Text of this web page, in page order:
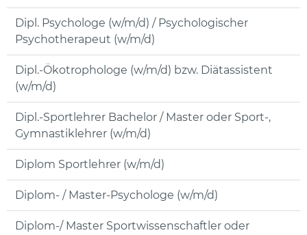
Dipl. Psychologe (w/m/d) / Psychologischer
Psychotherapeut (w/m/d)
Dipl.-Ökotrophologe (w/m/d) bzw. Diätassistent
(w/m/d)
Dipl.-Sportlehrer Bachelor / Master oder Sport-,
Gymnastiklehrer (w/m/d)
Diplom Sportlehrer (w/m/d)
Diplom- / Master-Psychologe (w/m/d)
Diplom-/ Master Sportwissenschaftler oder